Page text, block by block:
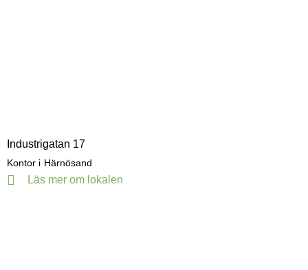
Industrigatan 17
Kontor i Härnösand
Läs mer om lokalen